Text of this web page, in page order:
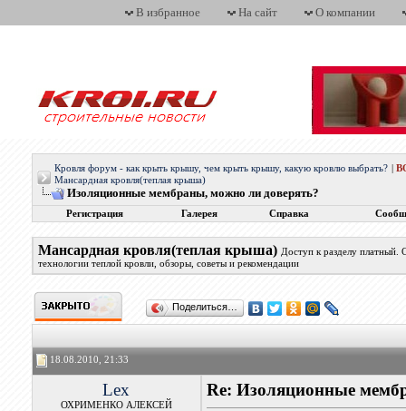
В избранное На сайт О компании
Кровля форум - как крыть крышу, чем крыть крышу, какую кровлю выбрать?
Мансардная кровля(теплая крыша)
Изоляционные мембраны, можно ли доверять?
Регистрация Галерея Справка
Мансардная кровля(теплая крыша) Доступ к разделу
технологии теплой кровли, обзоры, советы и рекомендации
Поделиться…
18.08.2010, 21:33
Lex
ОХРИМЕНКО АЛЕКСЕЙ
Re: Изоляционные